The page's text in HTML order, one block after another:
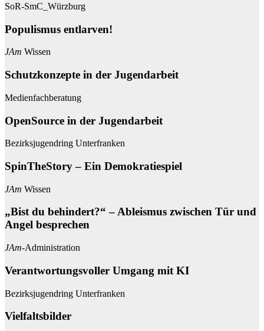
SoR-SmC_Würzburg
Populismus entlarven!
JAm Wissen
Schutzkonzepte in der Jugendarbeit
Medienfachberatung
OpenSource in der Jugendarbeit
Bezirksjugendring Unterfranken
SpinTheStory – Ein Demokratiespiel
JAm Wissen
„Bist du behindert?“ – Ableismus zwischen Tür und
Angel besprechen
JAm-Administration
Verantwortungsvoller Umgang mit KI
Bezirksjugendring Unterfranken
Vielfaltsbilder